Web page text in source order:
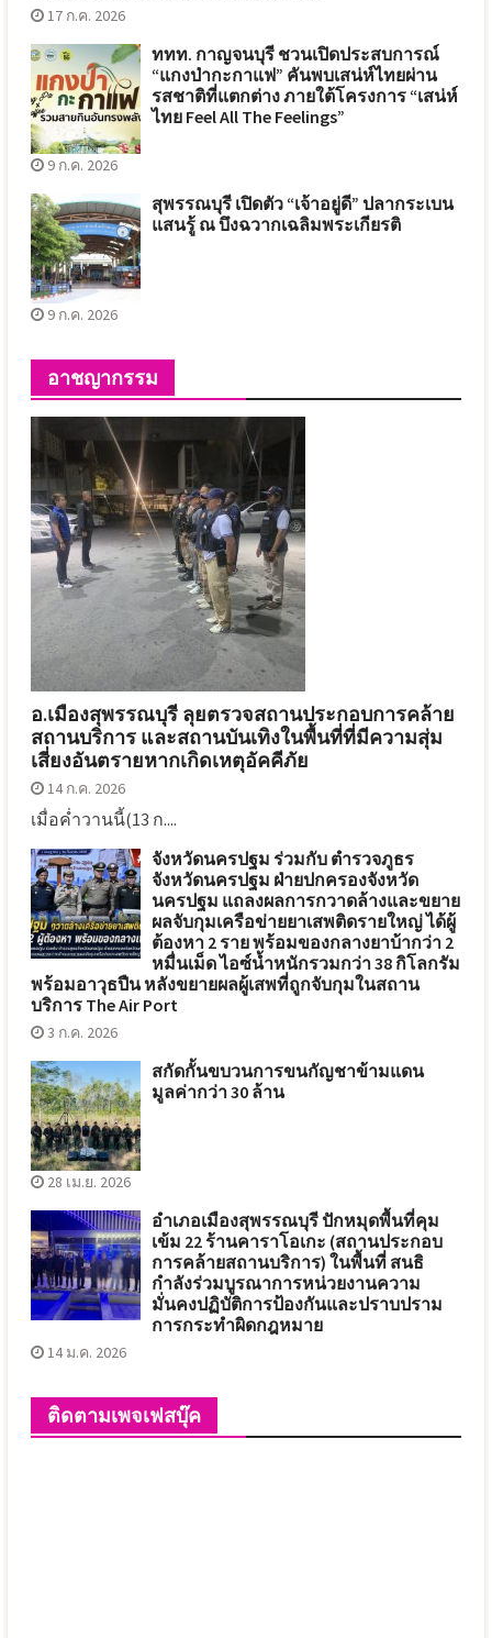
17 ก.ค. 2026
ททท. กาญจนบุรี ชวนเปิดประสบการณ์
“แกงป่ากะกาแฟ” คันพบเสน่ห์ไทยผ่าน
รสชาติที่แตกต่าง ภายใต้โครงการ “เสน่ห์
ไทย Feel All The Feelings”
9 ก.ค. 2026
สุพรรณบุรี เปิดตัว “เจ้าอยู่ดี” ปลากระเบน
แสนรู้ ณ บึงฉวากเฉลิมพระเกียรติ
9 ก.ค. 2026
อาชญากรรม
อ.เมืองสุพรรณบุรี ลุยตรวจสถานประกอบการคล้าย
สถานบริการ และสถานบันเทิงในพื้นที่ที่มีความสุ่ม
เสี่ยงอันตรายหากเกิดเหตุอัคคีภัย
14 ก.ค. 2026
เมื่อค่ำวานนี้(13 ก....
จังหวัดนครปฐม ร่วมกับ ตำรวจภูธร
จังหวัดนครปฐม ฝ่ายปกครองจังหวัด
นครปฐม แถลงผลการกวาดล้างและขยาย
ผลจับกุมเครือข่ายยาเสพติดรายใหญ่ ได้ผู้
ต้องหา 2 ราย พร้อมของกลางยาบ้ากว่า 2
หมื่นเม็ด ไอซ์น้ำหนักรวมกว่า 38 กิโลกรัม
พร้อมอาวุธปืน หลังขยายผลผู้เสพที่ถูกจับกุมในสถาน
บริการ The Air Port
3 ก.ค. 2026
สกัดกั้นขบวนการขนกัญชาข้ามแดน
มูลค่ากว่า 30 ล้าน
28 เม.ย. 2026
อำเภอเมืองสุพรรณบุรี ปักหมุดพื้นที่คุม
เข้ม 22 ร้านคาราโอเกะ (สถานประกอบ
การคล้ายสถานบริการ) ในพื้นที่ สนธิ
กำลังร่วมบูรณาการหน่วยงานความ
มั่นคงปฏิบัติการป้องกันและปราบปราม
การกระทำผิดกฎหมาย
14 ม.ค. 2026
ติดตามเพจเฟสบุ๊ค